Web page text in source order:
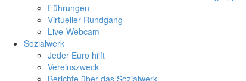
Führungen
Virtueller Rundgang
Live-Webcam
Sozialwerk
Jeder Euro hilft
Vereinszweck